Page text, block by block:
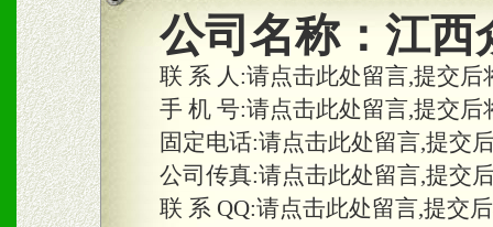
2、区域独家经营；建立区
合作关系。
三、物料及媒体
1、免费提供体验及宣传彩
公司名称： 江西
联 系 人:请点击此处留言,提交
手 机 号:请点击此处留言,提交
固定电话:请点击此处留言,提交
公司传真:请点击此处留言,提交
联 系 QQ:请点击此处留言,提交